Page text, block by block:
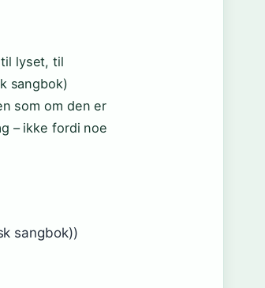
lyset, til
sangbok)
som om den er
– ikke fordi noe
sangbok))